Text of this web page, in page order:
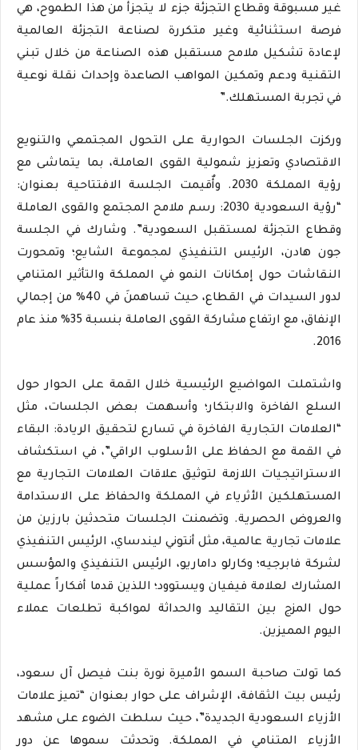
غير مسبوقة وقطاع التجزئة جزء لا يتجزأ من هذا الطموح، هي
فرصة استثنائية وغير متكررة لصناعة التجزئة العالمية
لإعادة تشكيل ملامح مستقبل هذه الصناعة من خلال تبني
التقنية ودعم وتمكين المواهب الصاعدة وإحداث نقلة نوعية
في تجربة المستهلك.”
وركزت الجلسات الحوارية على التحول المجتمعي والتنويع
الاقتصادي وتعزيز شمولية القوى العاملة، بما يتماشى مع
رؤية المملكة 2030. وأٌقيمت الجلسة الافتتاحية بعنوان:
“رؤية السعودية 2030: رسم ملامح المجتمع والقوى العاملة
وقطاع التجزئة لمستقبل السعودية”. وشارك في الجلسة
جون هادن، الرئيس التنفيذي لمجموعة الشايع؛ وتمحورت
النقاشات حول إمكانات النمو في المملكة والتأثير المتنامي
لدور السيدات في القطاع، حيث تساهمنَ في 40% من إجمالي
الإنفاق، مع ارتفاع مشاركة القوى العاملة بنسبة 35% منذ عام
2016.
واشتملت المواضيع الرئيسية خلال القمة على الحوار حول
السلع الفاخرة والابتكار؛ وأسهمت بعض الجلسات، مثل
“العلامات التجارية الفاخرة في تسارع لتحقيق الريادة: البقاء
في القمة مع الحفاظ على الأسلوب الراقي”، في استكشاف
الاستراتيجيات اللازمة لتوثيق علاقات العلامات التجارية مع
المستهلكين الأثرياء في المملكة والحفاظ على الاستدامة
والعروض الحصرية. وتضمنت الجلسات متحدثين بارزين من
علامات تجارية عالمية، مثل أنتوني ليندساي، الرئيس التنفيذي
لشركة فابرجيه؛ وكارلو داماريو، الرئيس التنفيذي والمؤسس
المشارك لعلامة فيفيان ويستوود؛ اللذين قدما أفكاراً عملية
حول المزج بين التقاليد والحداثة لمواكبة تطلعات عملاء
اليوم المميزين.
كما تولت صاحبة السمو الأميرة نورة بنت فيصل آل سعود،
رئيس بيت الثقافة، الإشراف على حوار بعنوان “تميز علامات
الأزياء السعودية الجديدة”، حيث سلطت الضوء على مشهد
الأزياء المتنامي في المملكة. وتحدثت سموها عن دور